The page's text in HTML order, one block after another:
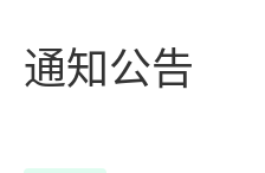
通知公告